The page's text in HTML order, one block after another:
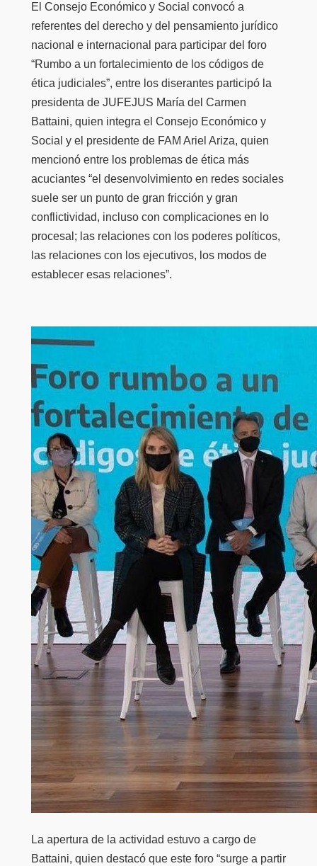
El Consejo Económico y Social convocó a
referentes del derecho y del pensamiento jurídico
nacional e internacional para participar del foro
“Rumbo a un fortalecimiento de los códigos de
ética judiciales”, entre los diserantes participó la
presidenta de JUFEJUS María del Carmen
Battaini, quien integra el Consejo Económico y
Social y el presidente de FAM Ariel Ariza, quien
mencionó entre los problemas de ética más
acuciantes “el desenvolvimiento en redes sociales
suele ser un punto de gran fricción y gran
conflictividad, incluso con complicaciones en lo
procesal; las relaciones con los poderes políticos,
las relaciones con los ejecutivos, los modos de
establecer esas relaciones”.
La apertura de la actividad estuvo a cargo de
Battaini, quien destacó que este foro “surge a partir